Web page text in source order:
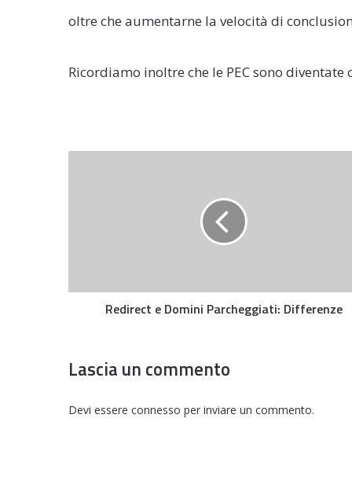
oltre che aumentarne la velocità di
Ricordiamo inoltre che le PEC sono
Redirect e Domini Parcheggiati: Differenze
Lascia un commento
Devi essere connesso per inviare un commento.